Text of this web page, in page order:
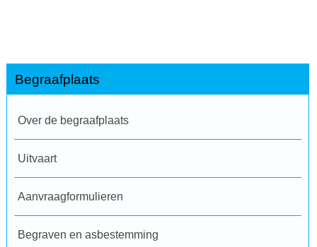
Begraafplaats
Over de begraafplaats
Uitvaart
Aanvraagformulieren
Begraven en asbestemming